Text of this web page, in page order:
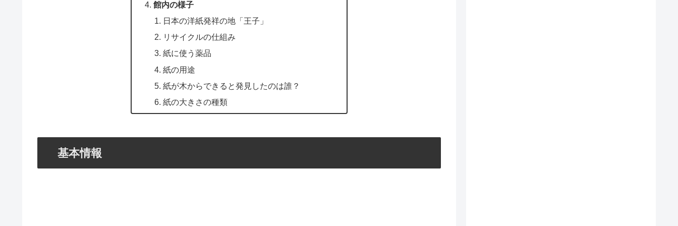
館内の様子
日本の洋紙発祥の地「王子」
リサイクルの仕組み
紙に使う薬品
紙の用途
紙が木からできると発見したのは誰？
紙の大きさの種類
基本情報